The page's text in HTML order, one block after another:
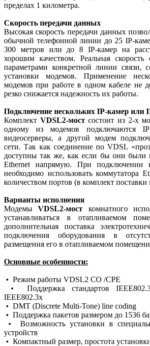
пределах 1 километра.
Скорость передачи данных
Высокая скорость передачи данных
обычной телефонной линии до 25 IP-
300 метров или до 8 IP-камер на
хорошим качеством. Реальная скорость
параметрами конкретной линии связи,
установки модемов. Применение
модемов при работе в одном кабеле не
резко снижается надежность их работы.
Подключение нескольких IP-камер или
Комплект VDSL2-мостсостоит из 2-х
одному из модемов подключаются
видеосерверы, а другой модем
сети. Так как соединение по VDSL
доступны так же, как если бы они были
Ethernet напрямую. При подключении
необходимо использовать коммутатора
количеством портов (в комплект поставки
Варианты исполнения
МодемыVDSL2-мост комнатного
устанавливаться в отапливаемом
дополнительная поставка
подключения оборудования в
размещения его в отапливаемом
Основные особенности:
• Режим работы VDSL2 CО /CPE
• Поддержка стандартов
IEEE802.3x
• DMT (Discrete Multi-Tone) line coding
• Поддержка пакетов размером до 1536
• Возможность установки в
устройств
• Компактный размер, простота